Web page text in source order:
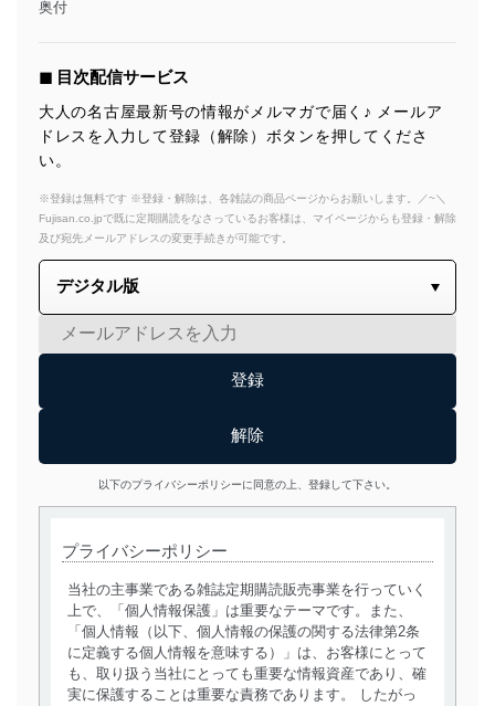
奥付
◼︎ 目次配信サービス
大人の名古屋最新号の情報がメルマガで届く♪ メールア
ドレスを入力して登録（解除）ボタンを押してくださ
い。
※登録は無料です ※登録・解除は、各雑誌の商品ページからお願いします。／~＼
Fujisan.co.jpで既に定期購読をなさっているお客様は、マイページからも登録・解除
及び宛先メールアドレスの変更手続きが可能です。
以下のプライバシーポリシーに同意の上、登録して下さい。
プライバシーポリシー
当社の主事業である雑誌定期購読販売事業を行っていく
上で、「個人情報保護」は重要なテーマです。また、
「個人情報（以下、個人情報の保護の関する法律第2条
に定義する個人情報を意味する）」は、お客様にとって
も、取り扱う当社にとっても重要な情報資産であり、確
実に保護することは重要な責務であります。 したがっ